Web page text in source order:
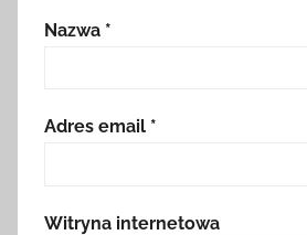
Nazwa *
Adres email *
Witryna internetowa